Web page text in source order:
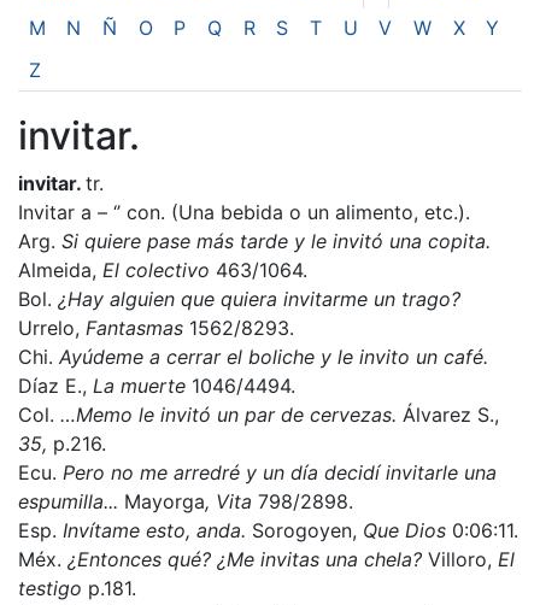
M
N Ñ O P Q R S T U V W X
Y
Z
invitar.
invitar. tr.
Invitar a – ‘’ con. (Una bebida o un alimento, etc.).
Arg. Si quiere pase más tarde y le invitó una copita.
Almeida, El colectivo 463/1064.
Bol. ¿Hay alguien que quiera invitarme un trago?
Urrelo, Fantasmas 1562/8293.
Chi. Ayúdeme a cerrar el boliche y le invito un café.
Díaz E., La muerte 1046/4494.
Col. …Memo le invitó un par de cervezas. Álvarez S.,
35, p.216.
Ecu. Pero no me arredré y un día decidí invitarle una
espumilla... Mayorga, Vita 798/2898.
Esp. Invítame esto, anda. Sorogoyen, Que Dios 0:06:11.
Méx. ¿Entonces qué? ¿Me invitas una chela? Villoro, El
testigo p.181.